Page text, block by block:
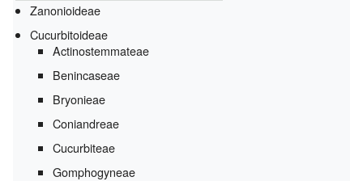
Zanonioideae
Cucurbitoideae
Actinostemmateae
Benincaseae
Bryonieae
Coniandreae
Cucurbiteae
Gomphogyneae